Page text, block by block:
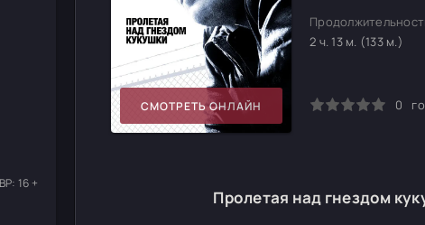
ВР: 16 +
СМОТРЕТЬ ОНЛАЙН
2 ч. 13 м. (133 м.)
1 2 3 0
Пролетая над гнездом